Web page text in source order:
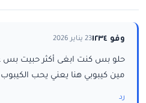
وفو ١٢٣٤ 23 يناير 2026
حلو بس كنت ابغى أكثر حبيت بس
مين كيبوبي هنا يعني يحب
رد